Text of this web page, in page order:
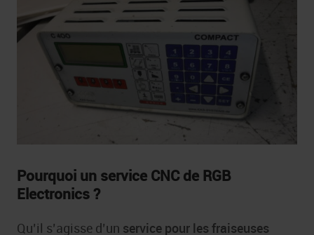
Pourquoi un service CNC de RGB
Electronics ?
Qu’il s’agisse d’un service pour les fraiseuses